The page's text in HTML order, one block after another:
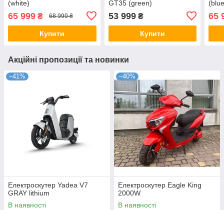
(white)
65 999 ₴ 68 999 ₴
Купити
GT35 (green)
53 999₴
Купити
65
Акційні пропозиції та новинки
–41%
Електроскутер Yadea V7
GRAY lithium
В наявності
–40%
Електроскутер Eagle King
2000W
В наявності